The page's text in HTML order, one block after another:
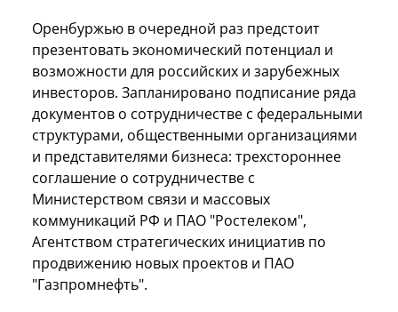
Оренбуржью в очередной раз предстоит
презентовать экономический потенциал и
возможности для российских и зарубежных
инвесторов. Запланировано подписание ряда
документов о сотрудничестве с федеральными
структурами, общественными организациями
и представителями бизнеса: трехстороннее
соглашение о сотрудничестве с
Министерством связи и массовых
коммуникаций РФ и ПАО "Ростелеком",
Агентством стратегических инициатив по
продвижению новых проектов и ПАО
"Газпромнефть".